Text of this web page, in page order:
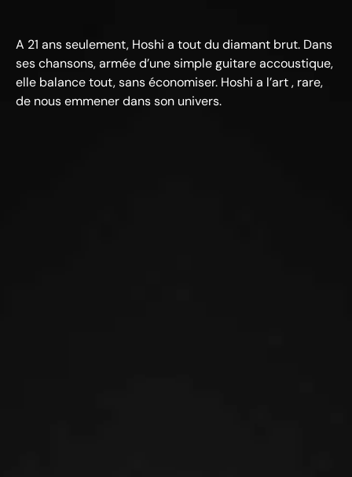
A 21 ans seulement, Hoshi a tout du diamant brut. Dans
ses chansons, armée d’une simple guitare accoustique,
elle balance tout, sans économiser. Hoshi a l’art , rare,
de nous emmener dans son univers.